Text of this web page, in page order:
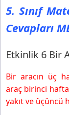
5. Sınıf
Cevapları
Etkinlik 6 Bir
Bir aracın üç
araç birinci
yakıt ve üçüncü